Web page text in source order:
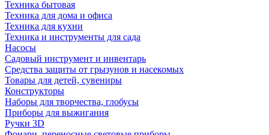
Техника бытовая
Техника для дома и офиса
Техника для кухни
Техника и инструменты для сада
Насосы
Садовый инструмент и инвентарь
Средства защиты от грызунов и насекомых
Товары для детей, сувениры
Конструкторы
Наборы для творчества, глобусы
Приборы для выжигания
Ручки 3D